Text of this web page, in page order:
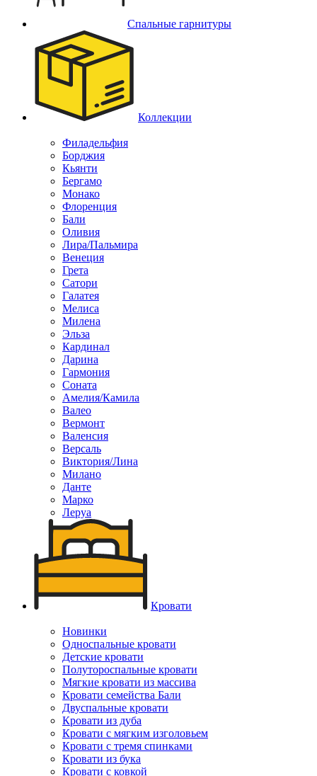
Спальные гарнитуры
Коллекции
Филадельфия
Борджия
Кьянти
Бергамо
Монако
Флоренция
Бали
Оливия
Лира/Пальмира
Венеция
Грета
Сатори
Галатея
Мелиса
Милена
Эльза
Кардинал
Дарина
Гармония
Соната
Амелия/Камила
Валео
Вермонт
Валенсия
Версаль
Виктория/Лина
Милано
Данте
Марко
Леруа
Кровати
Новинки
Односпальные кровати
Детские кровати
Полутороспальные кровати
Мягкие кровати из массива
Кровати семейства Бали
Двуспальные кровати
Кровати из дуба
Кровати с мягким изголовьем
Кровати с тремя спинками
Кровати из бука
Кровати с ковкой